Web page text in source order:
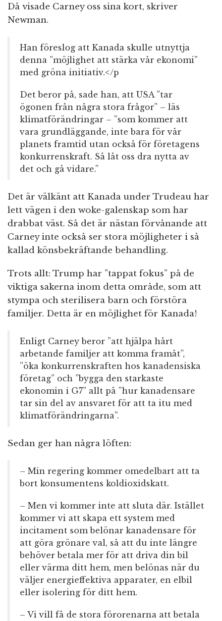
Då visade Carney oss sina kort, skriver
Newman.
Han föreslog att Kanada skulle utnyttja
denna ”möjlighet att stärka vår ekonomi”
med gröna initiativ.</p
Det beror på, sade han, att USA ”tar
ögonen från några stora frågor” – läs
klimatförändringar – ”som kommer att
vara grundläggande, inte bara för vår
planets framtid utan också för företagens
konkurrenskraft. Så låt oss dra nytta av
det och gå vidare.”
Det är välkänt att Kanada under Trudeau har
lett vägen i den woke-galenskap som har
drabbat väst. Så det är nästan förvånande att
Carney inte också ser stora möjligheter i så
kallad könsbekräftande behandling.
Trots allt: Trump har ”tappat fokus” på de
viktiga sakerna inom detta område, som att
stympa och sterilisera barn och förstöra
familjer. Detta är en möjlighet för Kanada!
Enligt Carney beror ”att hjälpa hårt
arbetande familjer att komma framåt”,
”öka konkurrenskraften hos kanadensiska
företag” och ”bygga den starkaste
ekonomin i G7” allt på ”hur kanadensare
tar sin del av ansvaret för att ta itu med
klimatförändringarna”.
Sedan ger han några löften:
– Min regering kommer omedelbart att ta
bort konsumentens koldioxidskatt.
– Men vi kommer inte att sluta där. Istället
kommer vi att skapa ett system med
incitament som belönar kanadensare för
att göra grönare val, så att du inte längre
behöver betala mer för att driva din bil
eller värma ditt hem, men belönas när du
väljer energieffektiva apparater, en elbil
eller isolering för ditt hem.
– Vi vill få de stora förorenarna att betala